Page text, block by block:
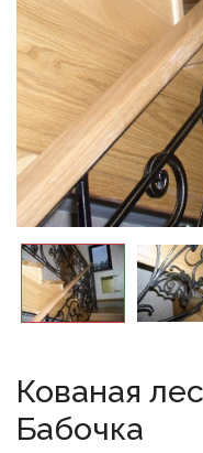
Кованая
Бабочка